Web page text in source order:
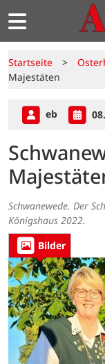
Startseite >
Majestäten
eb
Schwanewede. Der
Königshaus 2022.
Bilder